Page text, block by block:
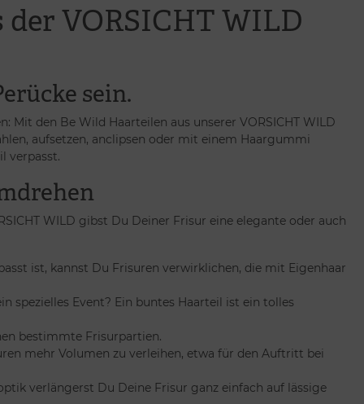
VORSICHT WILD
sein.
Mit den Be Wild Haarteilen aus unserer VORSICHT WILD
aufsetzen, anclipsen oder mit einem Haargummi
verpasst.
WILD gibst Du Deiner Frisur eine elegante oder auch
ist, kannst Du Frisuren verwirklichen, die mit Eigenhaar
spezielles Event? Ein buntes Haarteil ist ein tolles
bestimmte Frisurpartien.
mehr Volumen zu verleihen, etwa für den Auftritt bei
verlängerst Du Deine Frisur ganz einfach auf lässige